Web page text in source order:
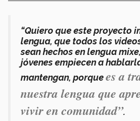
“Quiero que este proyecto
lengua, que todos los
sean hechos en lengua
jóvenes empiecen a
mantengan, porquees a
nuestra lengua que
vivir en comunidad”.